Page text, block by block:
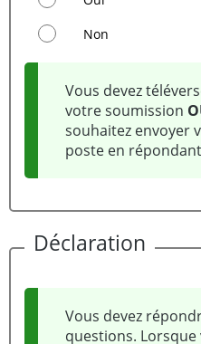
Non
Vous devez
votre soumission
souhaitez envoyer
Déclaration
Vous devez
questions. Lorsque